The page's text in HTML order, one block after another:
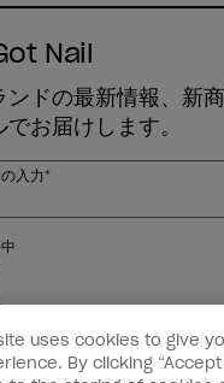
Nail
ンドの最新情報、新
お届けします。
入力*
プ
uses cookies to give
By clicking “Accept